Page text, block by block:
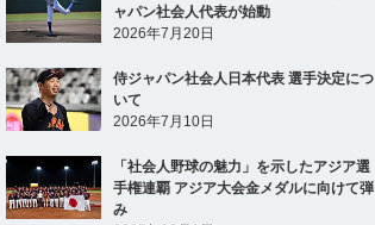
ャパン社会人代表が始動
2026年7月20日
侍ジャパン社会人日本代表 選手決定につ
いて
2026年7月10日
「社会人野球の魅力」を示したアジア選
手権連覇 アジア大会金メダルに向けて弾
み